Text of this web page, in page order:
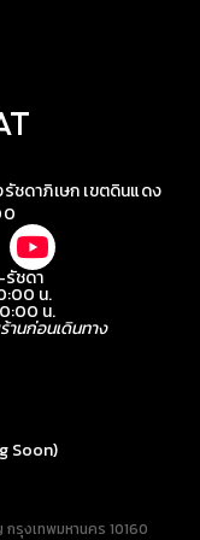
ชดาภิเษก เขตดินแดง
รัชดา
น.
น.
นก่อนเดินทาง
Soon)
รุงเทพมหานคร 10160